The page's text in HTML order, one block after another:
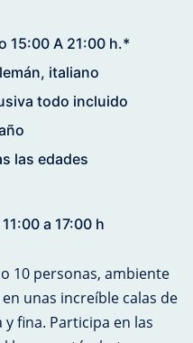
15:00 A 21:00 h.*
italiano
todo incluido
las edades
a 17:00 h
10 personas, ambiente
unas increíble calas de
fina. Participa en las